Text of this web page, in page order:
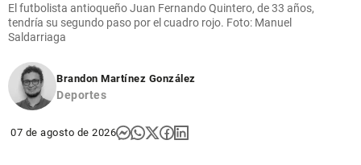
El futbolista antioqueño Juan Fernando Quintero, de 33 años,
tendría su segundo paso por el cuadro rojo. Foto: Manuel
Saldarriaga
Brandon Martínez González
Deportes
07 de agosto de 2026